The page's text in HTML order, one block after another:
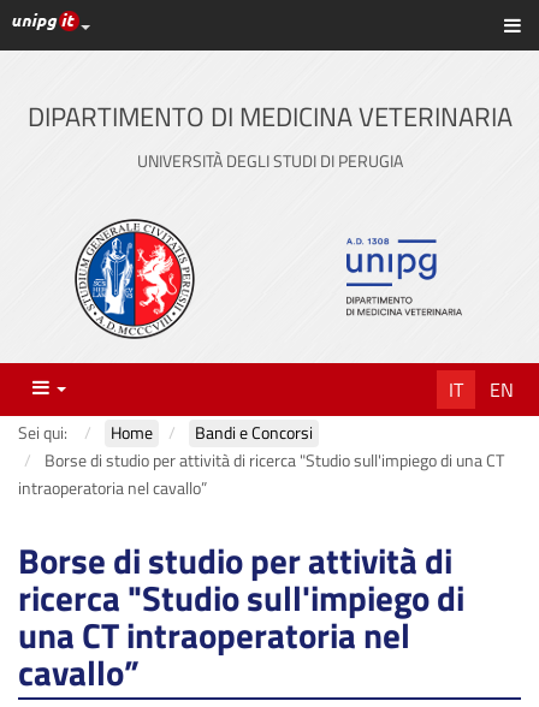
Vai
al
principale
Link ai principali servizi web di Ateneo
DIPARTIMENTO DI MEDICINA VETERINARIA
UNIVERSITÀ DEGLI STUDI DI PERUGIA
Menu IT EN
Sei qui: Home
Bandi e Concorsi
Borse di studio per attività di ricerca "Studio sull'impiego di una CT
intraoperatoria nel cavallo”
Borse di studio per attività di
ricerca "Studio sull'impiego di
una CT intraoperatoria nel
cavallo”